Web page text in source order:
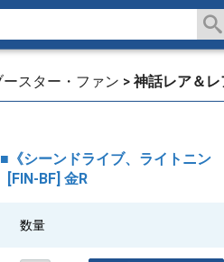
スター・ファン > 神話レア＆レ
《シーンドライブ、ライトニン
BF] 金R
数量